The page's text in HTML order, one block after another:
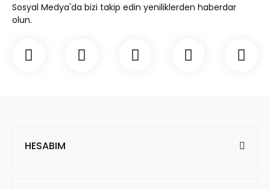
Sosyal Medya'da bizi takip edin yeniliklerden haberdar
olun.
HESABIM